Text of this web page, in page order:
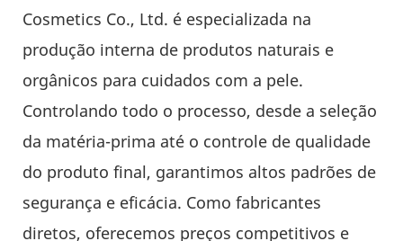
Cosmetics Co., Ltd. é especializada na
produção interna de produtos naturais e
orgânicos para cuidados com a pele.
Controlando todo o processo, desde a seleção
da matéria-prima até o controle de qualidade
do produto final, garantimos altos padrões de
segurança e eficácia. Como fabricantes
diretos, oferecemos preços competitivos e